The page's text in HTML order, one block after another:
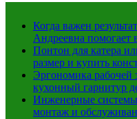
Когда важен
Андреевна помогает
Понтон для катера
размер и купить
Эргономика рабочей
кухонный гарнитур
Инженерные
монтаж и